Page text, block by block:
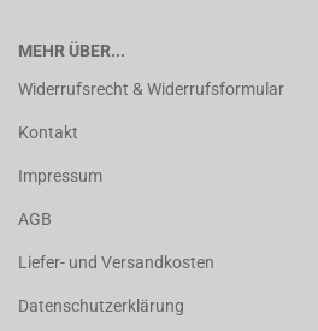
MEHR ÜBER...
Widerrufsrecht & Widerrufsformular
Kontakt
Impressum
AGB
Liefer- und Versandkosten
Datenschutzerklärung